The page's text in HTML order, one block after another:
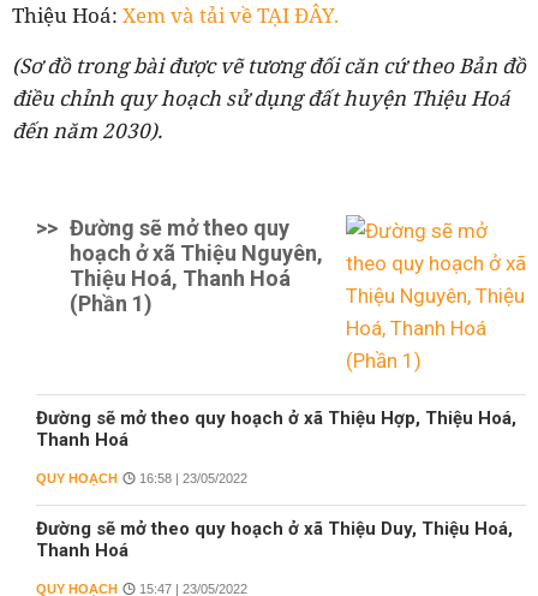
Thiệu Hoá: Xem và tải về TẠI ĐÂY.
(Sơ đồ trong bài được vẽ tương đối căn cứ theo Bản đồ
điều chỉnh quy hoạch sử dụng đất huyện Thiệu Hoá
đến năm 2030).
>> Đường sẽ mở theo quy
hoạch ở xã Thiệu Nguyên,
Thiệu Hoá, Thanh Hoá
(Phần 1)
Đường sẽ mở theo quy hoạch ở xã Thiệu Hợp, Thiệu Hoá,
Thanh Hoá
QUY HOẠCH 16:58 | 23/05/2022
Đường sẽ mở theo quy hoạch ở xã Thiệu Duy, Thiệu Hoá,
Thanh Hoá
QUY HOẠCH 15:47 | 23/05/2022